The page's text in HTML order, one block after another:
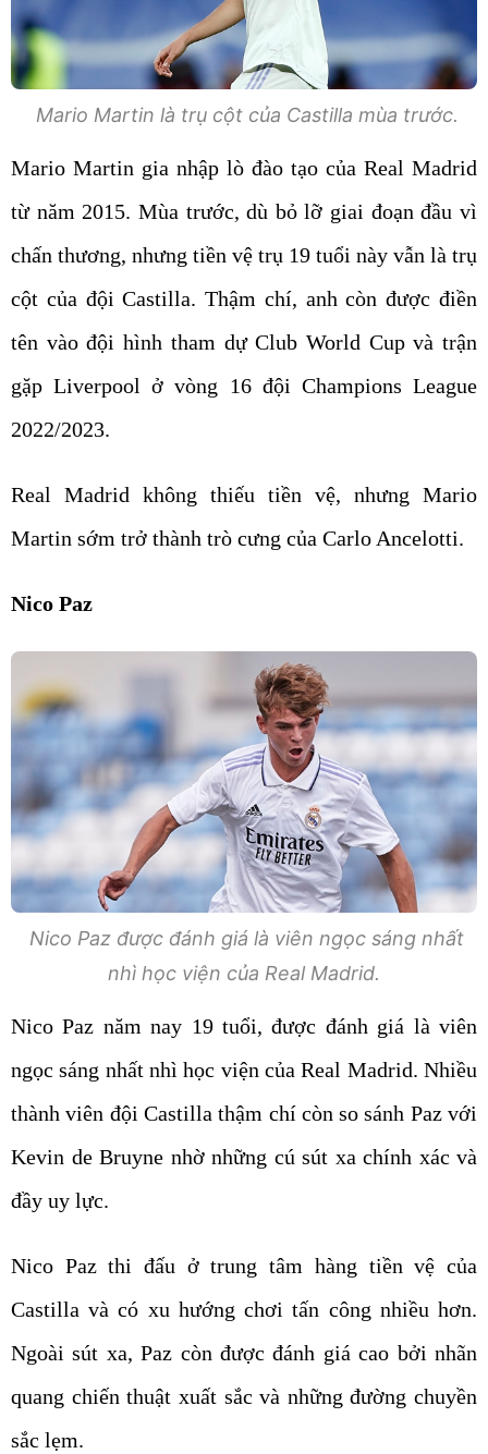
Mario Martin là trụ cột của Castilla mùa trước.
Mario Martin gia nhập lò đào tạo của Real Madrid
từ năm 2015. Mùa trước, dù bỏ lỡ giai đoạn đầu vì
chấn thương, nhưng tiền vệ trụ 19 tuổi này vẫn là trụ
cột của đội Castilla. Thậm chí, anh còn được điền
tên vào đội hình tham dự Club World Cup và trận
gặp Liverpool ở vòng 16 đội Champions League
2022/2023.
Real Madrid không thiếu tiền vệ, nhưng Mario
Martin sớm trở thành trò cưng của Carlo Ancelotti.
Nico Paz
Nico Paz được đánh giá là viên ngọc sáng nhất
nhì học viện của Real Madrid.
Nico Paz năm nay 19 tuổi, được đánh giá là viên
ngọc sáng nhất nhì học viện của Real Madrid. Nhiều
thành viên đội Castilla thậm chí còn so sánh Paz với
Kevin de Bruyne nhờ những cú sút xa chính xác và
đầy uy lực.
Nico Paz thi đấu ở trung tâm hàng tiền vệ của
Castilla và có xu hướng chơi tấn công nhiều hơn.
Ngoài sút xa, Paz còn được đánh giá cao bởi nhãn
quang chiến thuật xuất sắc và những đường chuyền
sắc lẹm.